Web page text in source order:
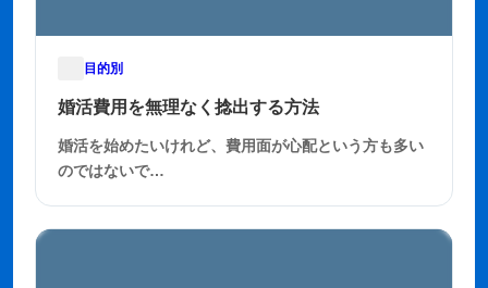
目的別
婚活費用を無理なく捻出する方法
婚活を始めたいけれど、費用面が心配という方も多い
のではないで…